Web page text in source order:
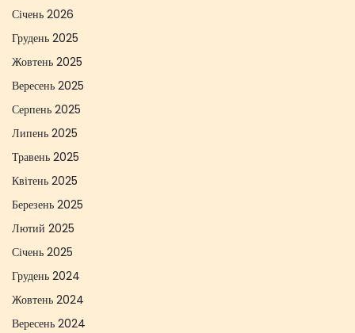
Січень 2026
Грудень 2025
Жовтень 2025
Вересень 2025
Серпень 2025
Липень 2025
Травень 2025
Квітень 2025
Березень 2025
Лютий 2025
Січень 2025
Грудень 2024
Жовтень 2024
Вересень 2024